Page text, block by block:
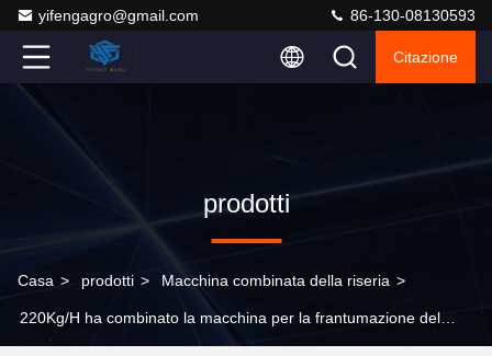
yifengagro@gmail.com 86-130-08130593
Citazione
prodotti
Casa > prodotti > Macchina combinata della riseria >
220Kg/H ha combinato la macchina per la frantumazione del